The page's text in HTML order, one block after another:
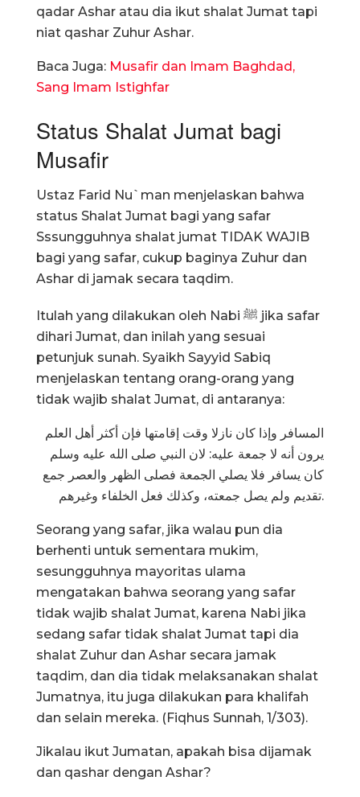
qadar Ashar atau dia ikut shalat Jumat tapi
niat qashar Zuhur Ashar.
Baca Juga: Musafir dan Imam Baghdad,
Sang Imam Istighfar
Status Shalat Jumat bagi
Musafir
Ustaz Farid Nu`man menjelaskan bahwa
status Shalat Jumat bagi yang safar
Sssungguhnya shalat jumat TIDAK WAJIB
bagi yang safar, cukup baginya Zuhur dan
Ashar di jamak secara taqdim.
Itulah yang dilakukan oleh Nabi ﷺ jika safar
dihari Jumat, dan inilah yang sesuai
petunjuk sunah. Syaikh Sayyid Sabiq
menjelaskan tentang orang-orang yang
tidak wajib shalat Jumat, di antaranya:
المسافر وإذا كان نازلا وقت إقامتها فإن أكثر أهل العلم
يرون أنه لا جمعة عليه: لان النبي صلى الله عليه وسلم
كان يسافر فلا يصلي الجمعة فصلى الظهر والعصر جمع
تقديم ولم يصل جمعته، وكذلك فعل الخلفاء وغيرهم.
Seorang yang safar, jika walau pun dia
berhenti untuk sementara mukim,
sesungguhnya mayoritas ulama
mengatakan bahwa seorang yang safar
tidak wajib shalat Jumat, karena Nabi jika
sedang safar tidak shalat Jumat tapi dia
shalat Zuhur dan Ashar secara jamak
taqdim, dan dia tidak melaksanakan shalat
Jumatnya, itu juga dilakukan para khalifah
dan selain mereka. (Fiqhus Sunnah, 1/303).
Jikalau ikut Jumatan, apakah bisa dijamak
dan qashar dengan Ashar?